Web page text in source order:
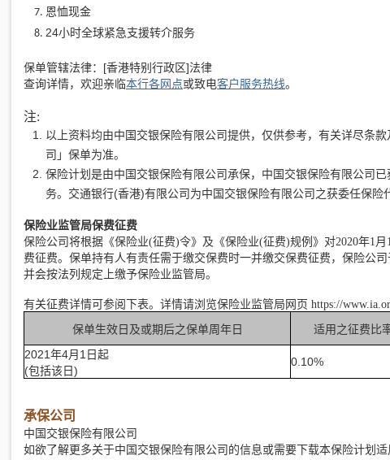
恩恤现金
24小时全球紧急支援转介服务
保单管辖法律： [香港特别行政区]法律
查询详情，欢迎亲临本行各网点或致电客户服务热线。
注:
以上资料均由中国交银保险有限公司提供，仅供参考，有关详尽条
司」保单为准。
保险计划是由中国交银保险有限公司承保，中国交银保险有限公司
务。交通银行(香港)有限公司为中国交银保险有限公司之获委任保险
保险业监管局保费征费
保险公司将根据《保险业(征费)令》及《保险业(征费)规例》对2020年1
费征费。保单持有人有责任需于缴交保费时一并缴交保费征费，保险公
并会按法列规定上缴予保险业监管局。
有关征费详情可参阅下表。详情请浏览保险业监管局网页 https://
保单生效日及或期后之保单周年日 适用之征费比
2021年4月1日起
(包括该日)
0.10%
承保公司
中国交银保险有限公司
如欲了解更多关于中国交银保险有限公司的信息或需要下载本保险计划